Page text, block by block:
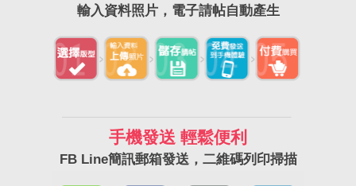
輸入資料照片，電子請帖自動產生
手機發送 輕鬆便利
FB Line簡訊郵箱發送，二維碼列印掃描